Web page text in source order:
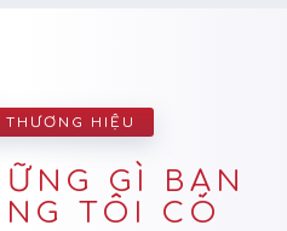
HIỆU
GÌ BẠN
TÔI CÓ